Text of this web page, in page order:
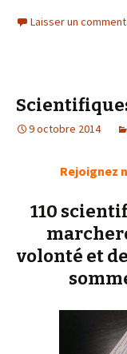
Laisser un
9 octobre 2014
Rejoignez
110
volonté et